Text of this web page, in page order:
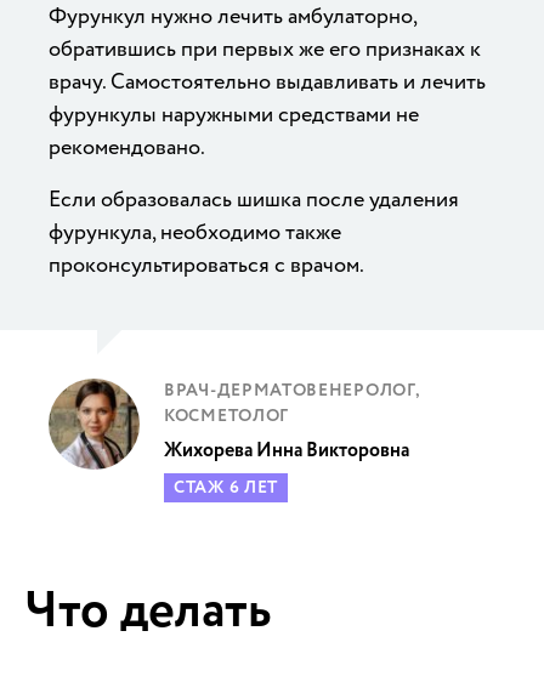
Фурункул нужно лечить амбулаторно,
обратившись при первых же его признаках к
врачу. Самостоятельно выдавливать и лечить
фурункулы наружными средствами не
рекомендовано.
Если образовалась шишка после удаления
фурункула, необходимо также
проконсультироваться с врачом.
ВРАЧ-ДЕРМАТОВЕНЕРОЛОГ,
КОСМЕТОЛОГ
Жихорева Инна Викторовна
СТАЖ 6 ЛЕТ
Что делать